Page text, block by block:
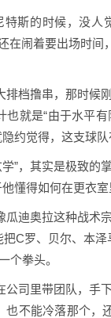
斯的时候，没
在闹着要出场时
档撸串，那时候
就是“由于水平
约觉得，这支球队
”，其实是极致
懂得如何在更衣室
迪奥拉这种战术
C罗、贝尔、本泽
个拳头。
公司里带团队，手
不能冷落那个，